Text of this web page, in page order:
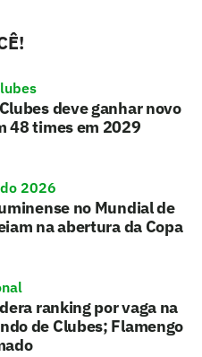
deve ganhar novo
48 times em 2029
2026
no Mundial de
na abertura da Copa
ranking por vaga na
de Clubes; Flamengo